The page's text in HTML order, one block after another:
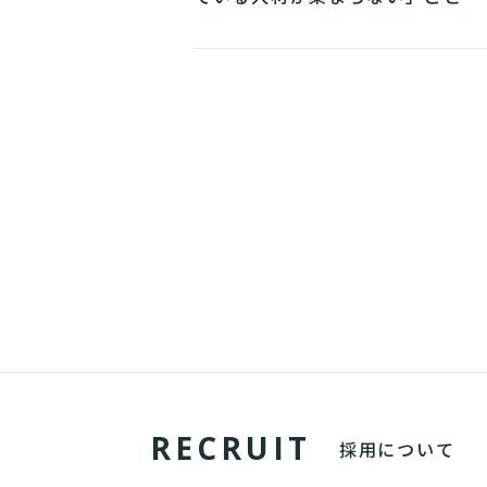
REC RU IT 採用について